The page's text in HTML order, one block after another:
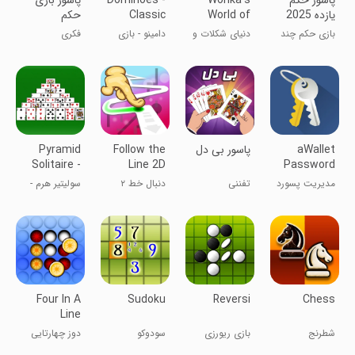
یازده 2025
بازی حکم چند
World of
Candy
Match 3
دنیای شکلات و
3
Classic
Domino
Game
دامینو - بازی
حکم
فکری
aWallet
Password
Manager
مدیریت پسورد
پاسور بی دل
تفننی
Follow the
Line 2D
Deluxe دنبال خط ۲
Pyramid
Solitaire -
Card
Games
سولیتیر هرم -
Chess
شطرنج
Reversi
بازی ریورزی
Sudoku
سودوکو
Four In A
Line
دوز چهارتایی